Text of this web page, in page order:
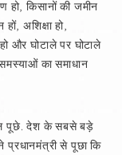
हो, किसानों की जमीन
अशिक्षा हो,
और घोटाले पर घोटाले
का समाधान
पूछे. देश के सबसे बड़े
प्रधानमंत्री से पूछा कि